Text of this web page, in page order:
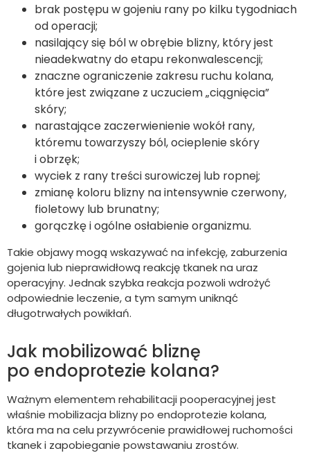
brak postępu w gojeniu rany po kilku tygodniach
od operacji;
nasilający się ból w obrębie blizny, który jest
nieadekwatny do etapu rekonwalescencji;
znaczne ograniczenie zakresu ruchu kolana,
które jest związane z uczuciem „ciągnięcia”
skóry;
narastające zaczerwienienie wokół rany,
któremu towarzyszy ból, ocieplenie skóry
i obrzęk;
wyciek z rany treści surowiczej lub ropnej;
zmianę koloru blizny na intensywnie czerwony,
fioletowy lub brunatny;
gorączkę i ogólne osłabienie organizmu.
Takie objawy mogą wskazywać na infekcję, zaburzenia
gojenia lub nieprawidłową reakcję tkanek na uraz
operacyjny. Jednak szybka reakcja pozwoli wdrożyć
odpowiednie leczenie, a tym samym uniknąć
długotrwałych powikłań.
Jak mobilizować bliznę
po endoprotezie kolana?
Ważnym elementem rehabilitacji pooperacyjnej jest
właśnie mobilizacja blizny po endoprotezie kolana,
która ma na celu przywrócenie prawidłowej ruchomości
tkanek i zapobieganie powstawaniu zrostów.